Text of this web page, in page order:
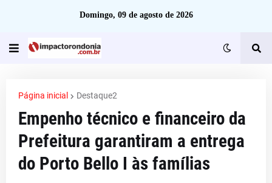
Domingo, 09 de agosto de 2026
Página inicial Destaque2
Empenho técnico e financeiro da
Prefeitura garantiram a entrega
do Porto Bello I às famílias